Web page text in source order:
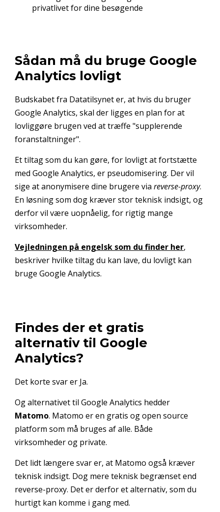
privatlivet for dine besøgende
Sådan må du bruge Google
Analytics lovligt
Budskabet fra Datatilsynet er, at hvis du bruger
Google Analytics, skal der ligges en plan for at
lovliggøre brugen ved at træffe "supplerende
foranstaltninger".
Et tiltag som du kan gøre, for lovligt at fortstætte
med Google Analytics, er pseudomisering. Der vil
sige at anonymisere dine brugere via reverse-proxy.
En løsning som dog kræver stor teknisk indsigt, og
derfor vil være uopnåelig, for rigtig mange
virksomheder.
Vejledningen på engelsk som du finder her,
beskriver hvilke tiltag du kan lave, du lovligt kan
bruge Google Analytics.
Findes der et gratis
alternativ til Google
Analytics?
Det korte svar er Ja.
Og alternativet til Google Analytics hedder
Matomo. Matomo er en gratis og open source
platform som må bruges af alle. Både
virksomheder og private.
Det lidt længere svar er, at Matomo også kræver
teknisk indsigt. Dog mere teknisk begrænset end
reverse-proxy. Det er derfor et alternativ, som du
hurtigt kan komme i gang med.